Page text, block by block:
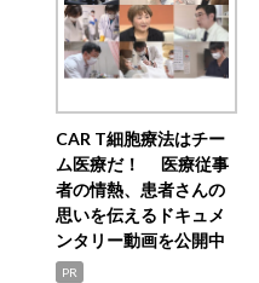
CAR T細胞療法はチー
ム医療だ！ 医療従事
者の情熱、患者さんの
思いを伝えるドキュメ
ンタリー動画を公開中
PR